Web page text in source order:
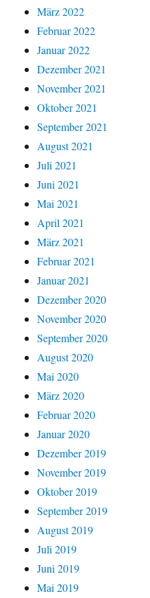
März 2022
Februar 2022
Januar 2022
Dezember 2021
November 2021
Oktober 2021
September 2021
August 2021
Juli 2021
Juni 2021
Mai 2021
April 2021
März 2021
Februar 2021
Januar 2021
Dezember 2020
November 2020
September 2020
August 2020
Mai 2020
März 2020
Februar 2020
Januar 2020
Dezember 2019
November 2019
Oktober 2019
September 2019
August 2019
Juli 2019
Juni 2019
Mai 2019